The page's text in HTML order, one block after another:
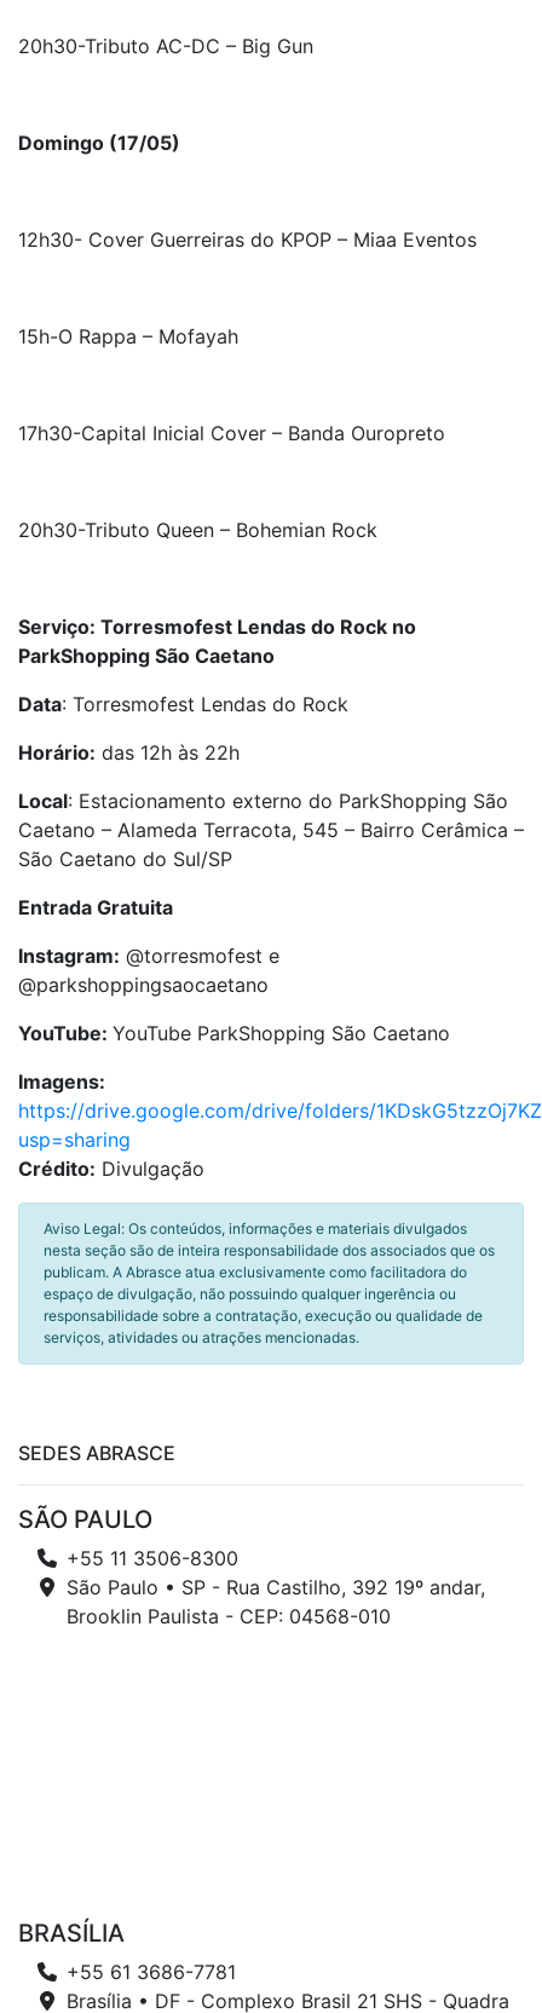
20h30-Tributo AC-DC – Big Gun
Domingo (17/05)
12h30- Cover Guerreiras do KPOP – Miaa Eventos
15h-O Rappa – Mofayah
17h30-Capital Inicial Cover – Banda Ouropreto
20h30-Tributo Queen – Bohemian Rock
Serviço: Torresmofest Lendas do Rock no
ParkShopping São Caetano
Data: Torresmofest Lendas do Rock
Horário: das 12h às 22h
Local: Estacionamento externo do ParkShopping São
Caetano – Alameda Terracota, 545 – Bairro Cerâmica –
São Caetano do Sul/SP
Entrada Gratuita
Instagram: @torresmofest e
@parkshoppingsaocaetano
YouTube: YouTube ParkShopping São Caetano
Imagens:
https://drive.google.com/drive/folders/
usp=sharing
Crédito: Divulgação
Aviso Legal: Os conteúdos, informações e materiais divulgados
nesta seção são de inteira responsabilidade dos associados que os
publicam. A Abrasce atua exclusivamente como facilitadora do
espaço de divulgação, não possuindo qualquer ingerência ou
responsabilidade sobre a contratação, execução ou qualidade de
serviços, atividades ou atrações mencionadas.
SEDES ABRASCE
SÃO PAULO
+55 11 3506-8300
São Paulo • SP - Rua Castilho, 392 19º andar,
Brooklin Paulista - CEP: 04568-010
BRASÍLIA
+55 61 3686-7781
Brasília • DF - Complexo Brasil 21 SHS - Quadra